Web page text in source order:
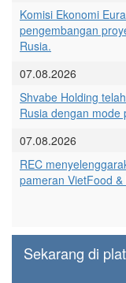
Komisi Ekonomi
pengembangan
Rusia.
07.08.2026
Shvabe Holding
Rusia dengan mode
07.08.2026
REC
pameran VietFood
Sekarang di